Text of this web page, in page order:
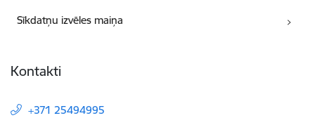
Sīkdatņu izvēles maiņa
Kontakti
+371 25494995